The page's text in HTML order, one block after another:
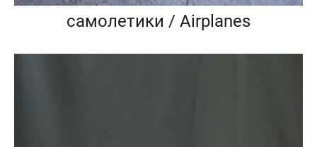
самолетики / Airplanes